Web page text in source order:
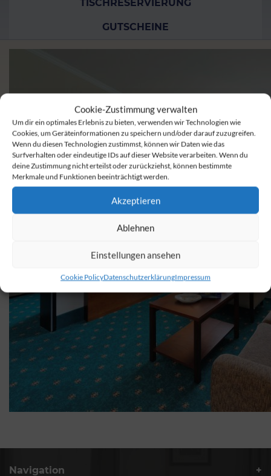
Cookie-Zustimmung verwalten
Um dir ein optimales Erlebnis zu bieten, verwenden wir Technologien wie
Cookies, um Geräteinformationen zu speichern und/oder darauf zuzugreifen.
Wenn du diesen Technologien zustimmst, können wir Daten wie das
Surfverhalten oder eindeutige IDs auf dieser Website verarbeiten. Wenn du
deine Zustimmung nicht erteilst oder zurückziehst, können bestimmte
Merkmale und Funktionen beeinträchtigt werden.
Akzeptieren
Ablehnen
Einstellungen ansehen
Cookie PolicyDatenschutzerklärungImpressum
TISCHRESERVIERUNG
GUTSCHEINE
Navigation